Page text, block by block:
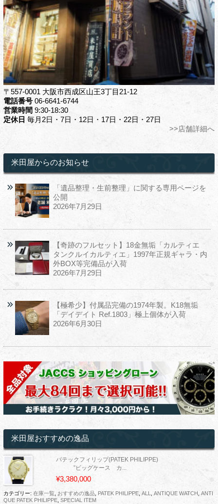
〒557-0001 大阪市西成区山王3丁目21-12
電話番号06-6641-6744
営業時間 9:30-18:30
定休日 毎月2日・7日・12日・17日・22日・27日
>>店舗詳細へ
米田屋からのお知らせ
「遺品整理・生前整理」に関する専用ページを
公開
2026年7月29日
【奇跡のフルセット】18金無垢「カルティエ
タンクルイカルティエ」1997年正規ギャラ・内
外BOX等完備品が入荷
2026年7月29日
【極希少】付属品完備の1974年製。K18無垢
「デイデイト Ref.1803」極上個体が入荷
2026年6月30日
米田屋おすすめの逸品
パテックフィリップ(PATEK PHILIPPE)
”ビッグケース カ...
¥3,380,000
カテゴリー: 在庫一覧, おすすめの逸品, PATEK PHILIPPE, ALL ANTIQUE WATCH ANTI
QUE PATEK PHILIPPE, SPECIAL ITEM